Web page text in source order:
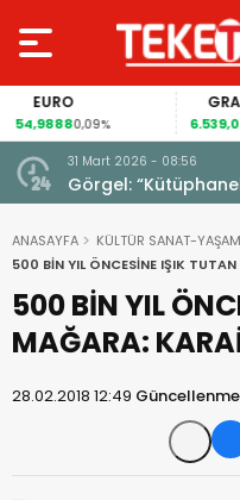
EURO
54,98880,09%
31 Mart 2026 - 08:56
Görgel:
ANASAYFA
KÜLTÜR SANAT-YAŞAM
500 BİN YIL ÖNCESİNE IŞIK
500 BİN YIL
MAĞARA:
28.02.2018 12:49